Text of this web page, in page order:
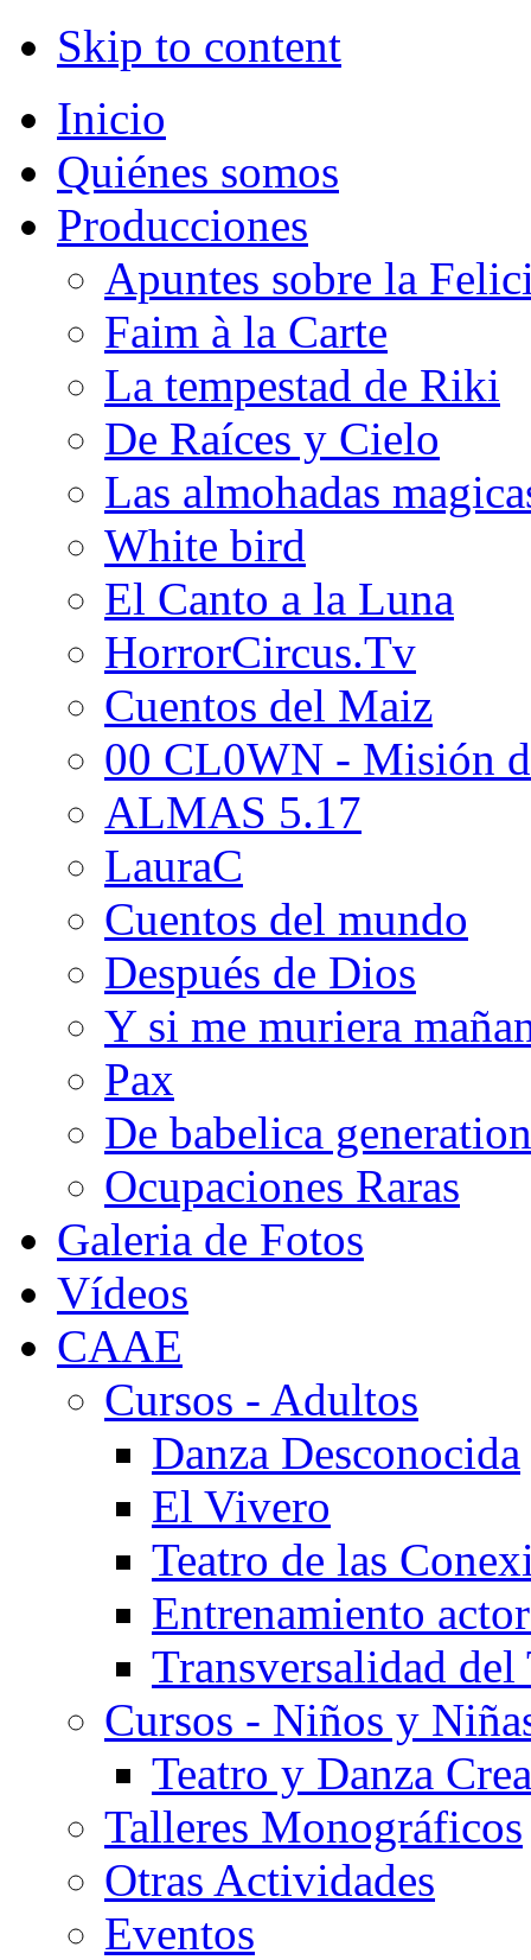
Skip to content
Inicio
Quiénes somos
Producciones
Apuntes sobre la
Faim à la Carte
La tempestad de Riki
De Raíces y Cielo
Las almohadas
White bird
El Canto a la Luna
HorrorCircus.Tv
Cuentos del Maiz
00 CL0WN - Misión
ALMAS 5.17
LauraC
Cuentos del mundo
Después de Dios
Y si me muriera
Pax
De babelica
Ocupaciones Raras
Galeria de Fotos
Vídeos
CAAE
Cursos - Adultos
Danza Desconocida
El Vivero
Teatro de las
Entrenamiento
Transversalidad del
Cursos - Niños y
Teatro y Danza
Talleres Monográficos
Otras Actividades
Eventos